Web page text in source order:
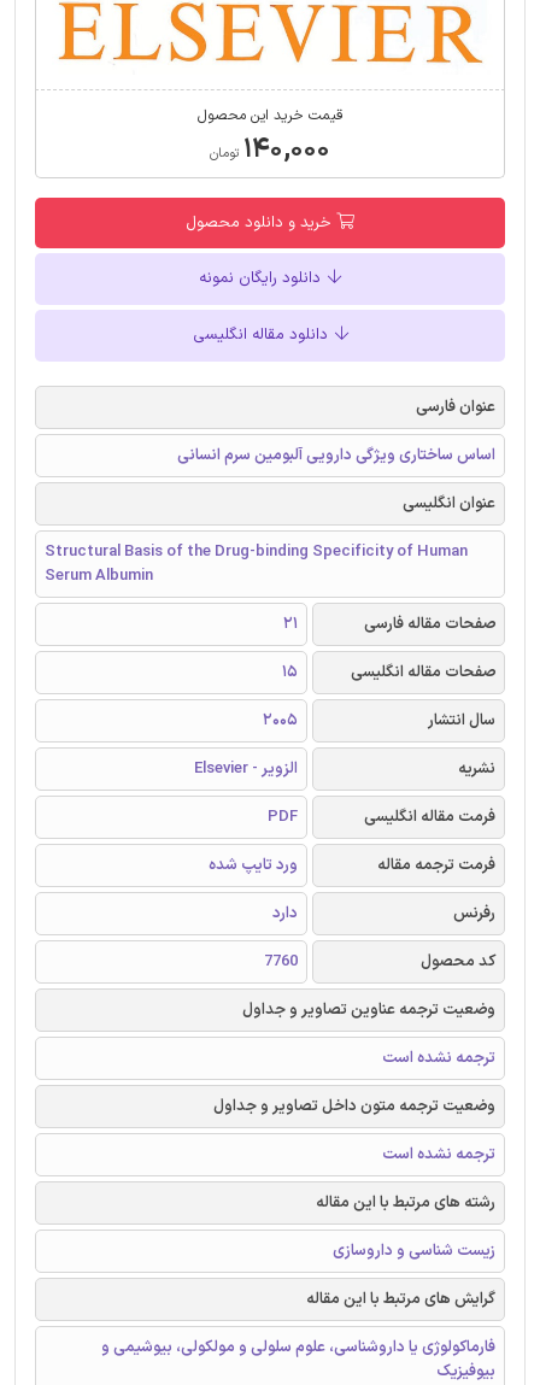
قیمت خرید این محصول
۱۴۰,۰۰۰ تومان
خرید و دانلود محصول
دانلود رایگان نمونه
دانلود مقاله انگلیسی
عنوان فارسی
اساس ساختاری ویژگی دارویی آلبومین سرم انسانی
عنوان انگلیسی
Structural Basis of the Drug-binding Specificity of Human
Serum Albumin
صفحات مقاله فارسی
21
صفحات مقاله انگلیسی
15
سال انتشار
2005
نشریه
الزویر - Elsevier
فرمت مقاله انگلیسی
PDF
فرمت ترجمه مقاله
ورد تایپ شده
رفرنس
دارد
کد محصول
7760
وضعیت ترجمه عناوین تصاویر و جداول
ترجمه نشده است
وضعیت ترجمه متون داخل تصاویر و جداول
ترجمه نشده است
رشته های مرتبط با این مقاله
زیست شناسی و داروسازی
گرایش های مرتبط با این مقاله
فارماکولوژی یا داروشناسی، علوم سلولی و مولکولی، بیوشیمی و
بیوفیزیک